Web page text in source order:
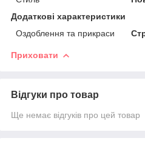
Додаткові характеристики
Оздоблення та прикраси
Приховати
Відгуки про товар
Ще немає відгуків про цей товар